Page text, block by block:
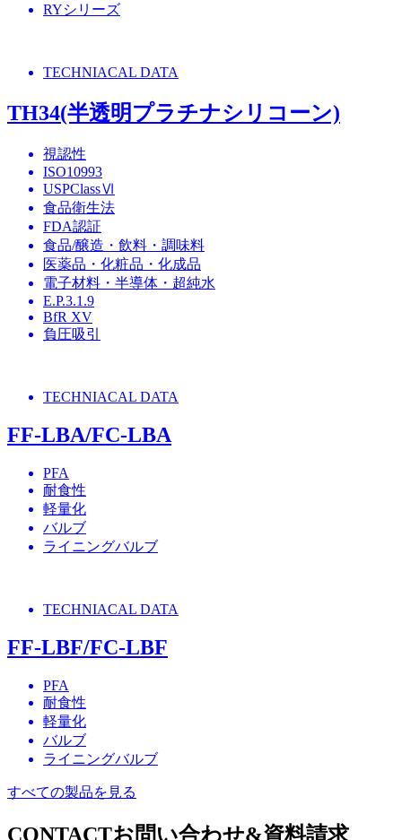
RYシリーズ
TECHNIACAL DATA
TH34(半透明プラチナシリコーン)
視認性
ISO10993
USPClassⅥ
食品衛生法
FDA認証
食品/醸造・飲料・調味料
医薬品・化粧品・化成品
電子材料・半導体・超純水
E.P.3.1.9
BfR XV
負圧吸引
TECHNIACAL DATA
FF-LBA/FC-LBA
PFA
耐食性
軽量化
バルブ
ライニングバルブ
TECHNIACAL DATA
FF-LBF/FC-LBF
PFA
耐食性
軽量化
バルブ
ライニングバルブ
すべての製品を見る
CONTACTお問い合わせ&資料請求